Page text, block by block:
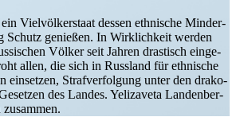
Viel­völ­ker­staat dessen eth­ni­sche Min­der­
Schutz genie­ßen. In Wirk­lich­keit werden
Völker seit Jahren dras­tisch ein­ge­
allen, die sich in Russ­land für eth­ni­sche
ein­set­zen, Straf­ver­fol­gung unter den dra­ko­
des Landes. Yeli­za­veta Lan­den­ber­